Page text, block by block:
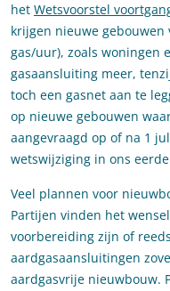
het Wetsvoorstel
krijgen nieuwe gebouwen
gas/uur), zoals woningen
gasaansluiting meer,
toch een gasnet aan te
op nieuwe gebouwen
aangevraagd op of na 1
wetswijziging in ons
Veel plannen voor
Partijen vinden het
voorbereiding zijn of
aardgasaansluitingen
aardgasvrije nieuwbouw.